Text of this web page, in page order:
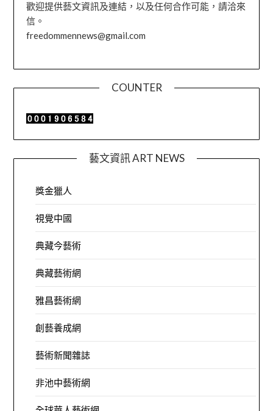
歡迎提供藝文資訊及連結，以及任何合作可能，請洽來
信。
freedommennews@gmail.com
COUNTER
藝文資訊 ART NEWS
獎金獵人
視覺中國
典藏今藝術
典藏藝術網
雅昌藝術網
創藝養成網
藝術新聞雜誌
非池中藝術網